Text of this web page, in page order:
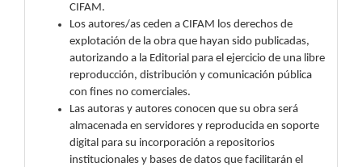
CIFAM.
Los autores/as ceden a CIFAM los derechos de
explotación de la obra que hayan sido publicadas,
autorizando a la Editorial para el ejercicio de una libre
reproducción, distribución y comunicación pública
con fines no comerciales.
Las autoras y autores conocen que su obra será
almacenada en servidores y reproducida en soporte
digital para su incorporación a repositorios
institucionales y bases de datos que facilitarán el